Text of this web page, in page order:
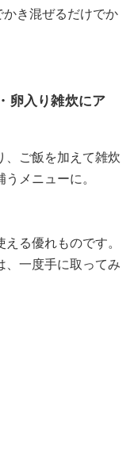
き混ぜるだけでか
卵入り雑炊にア
、ご飯を加えて雑炊
メニューに。
る優れものです。
、一度手に取ってみ